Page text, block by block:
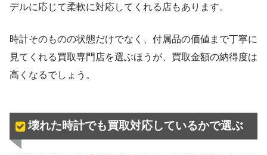
デルに応じて柔軟に対応してくれる店もあります。
時計そのものの状態だけでなく、付属品の価値まで丁寧に
見てくれる買取専門店を選ぶほうが、買取金額の納得度は
高くなるでしょう。
壊れた時計でも買取対応しているかで選ぶ